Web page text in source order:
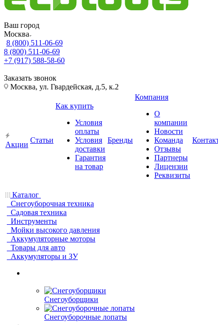
Ваш город
Москва
8 (800) 511-06-69
8 (800) 511-06-69
+7 (917) 588-58-60
Заказать звонок
Москва, ул. Гвардейская, д.5, к.2
Акции
Статьи
Как купить
Условия
оплаты
Условия
доставки
Гарантия
на товар
Бренды
Компания
О
компании
Новости
Команда
Отзывы
Партнеры
Лицензии
Реквизиты
Каталог
Снегоуборочная техника
Садовая техника
Инструменты
Мойки высокого давления
Аккумуляторные моторы
Товары для авто
Аккумуляторы и ЗУ
Снегоуборщики
Снегоуборочные лопаты